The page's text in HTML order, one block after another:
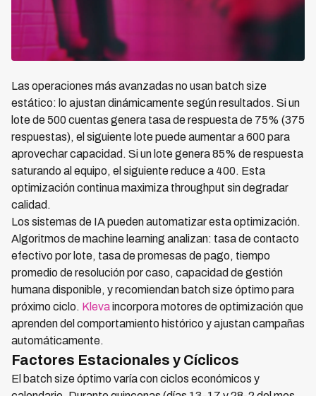
Las operaciones más avanzadas no usan batch size
estático: lo ajustan dinámicamente según resultados. Si un
lote de 500 cuentas genera tasa de respuesta de 75% (375
respuestas), el siguiente lote puede aumentar a 600 para
aprovechar capacidad. Si un lote genera 85% de respuesta
saturando al equipo, el siguiente reduce a 400. Esta
optimización continua maximiza throughput sin degradar
calidad.
Los sistemas de IA pueden automatizar esta optimización.
Algoritmos de machine learning analizan: tasa de contacto
efectivo por lote, tasa de promesas de pago, tiempo
promedio de resolución por caso, capacidad de gestión
humana disponible, y recomiendan batch size óptimo para
próximo ciclo. Klevaincorpora motores de optimización que
aprenden del comportamiento histórico y ajustan campañas
automáticamente.
Factores Estacionales y Cíclicos
El batch size óptimo varía con ciclos económicos y